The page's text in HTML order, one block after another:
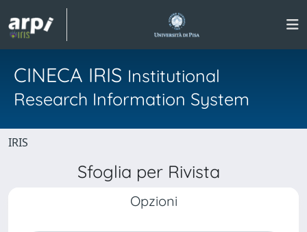
CINECA IRIS Institutional
Research Information System
IRIS
Sfoglia per Rivista
Opzioni